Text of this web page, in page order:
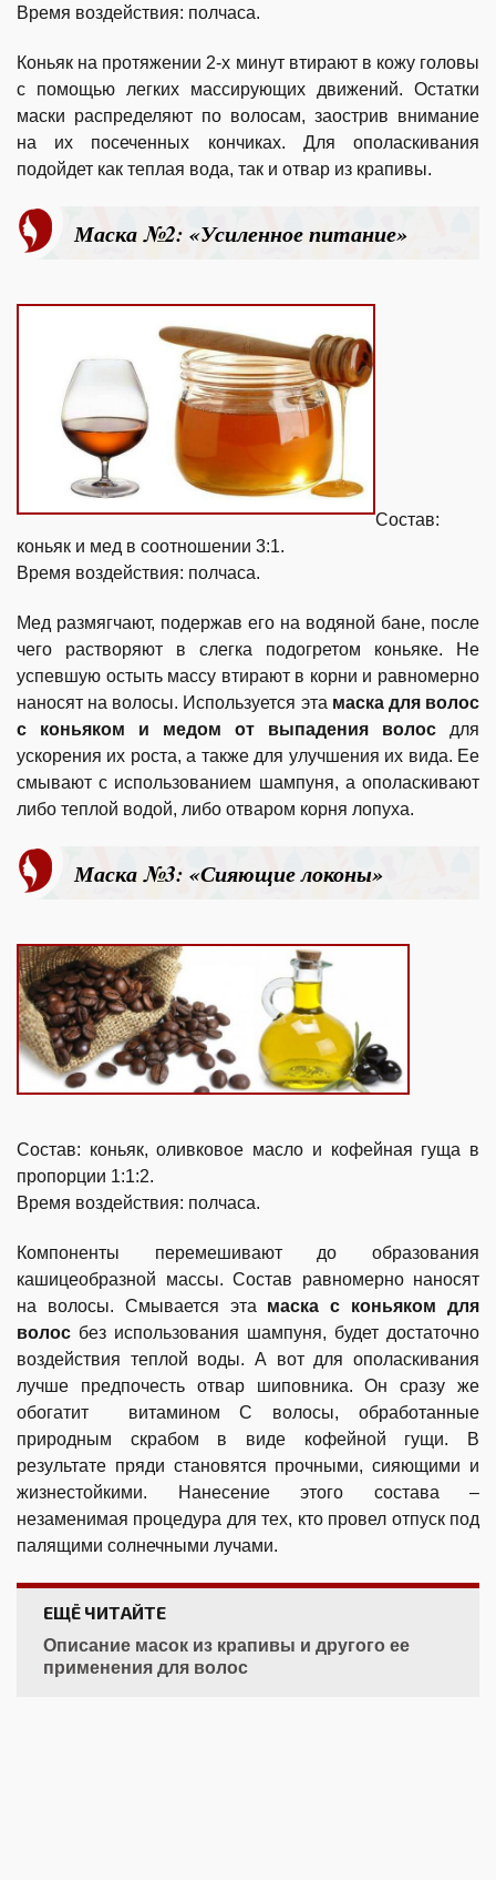
Время воздействия: полчаса.
Коньяк на протяжении 2-х минут втирают в кожу головы
с помощью легких массирующих движений. Остатки
маски распределяют по волосам, заострив внимание
на их посеченных кончиках. Для ополаскивания
подойдет как теплая вода, так и отвар из крапивы.
Маска №2: «Усиленное питание»
Состав:
коньяк и мед в соотношении 3:1.
Время воздействия: полчаса.
Мед размягчают, подержав его на водяной бане, после
чего растворяют в слегка подогретом коньяке. Не
успевшую остыть массу втирают в корни и равномерно
наносят на волосы. Используется эта маска для волос
с коньяком и медом от выпадения волос для
ускорения их роста, а также для улучшения их вида. Ее
смывают с использованием шампуня, а ополаскивают
либо теплой водой, либо отваром корня лопуха.
Маска №3: «Сияющие локоны»
Состав: коньяк, оливковое масло и кофейная гуща в
пропорции 1:1:2.
Время воздействия: полчаса.
Компоненты перемешивают до образования
кашицеобразной массы. Состав равномерно наносят
на волосы. Смывается эта маска с коньяком для
волос без использования шампуня, будет достаточно
воздействия теплой воды. А вот для ополаскивания
лучше предпочесть отвар шиповника. Он сразу же
обогатит витамином C волосы, обработанные
природным скрабом в виде кофейной гущи. В
результате пряди становятся прочными, сияющими и
жизнестойкими. Нанесение этого состава –
незаменимая процедура для тех, кто провел отпуск под
палящими солнечными лучами.
ЕЩЁ ЧИТАЙТЕ
Описание масок из крапивы и другого ее
применения для волос